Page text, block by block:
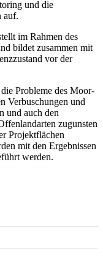
und die
auf.
im Rahmen des
bildet zusammen mit
vor der
Probleme des Moor-
Verbuschungen und
und auch den
zugunsten
Projektflächen
mit den Ergebnissen
werden.